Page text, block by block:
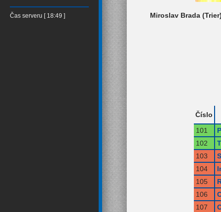
Čas serveru [ 18:49 ] Miroslav Brada
Číslo
101
102
103
104
105
106
107